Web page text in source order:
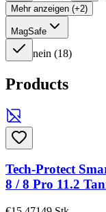
Mehr anzeigen (+2)
MagSafe
nein (18)
Products
Tech-Protect
8 / 8 Pro 11.2